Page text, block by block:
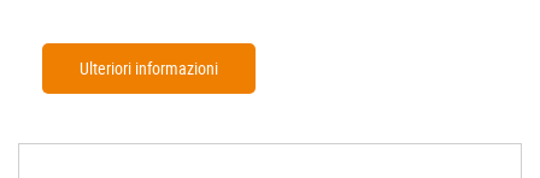
Ulteriori informazioni